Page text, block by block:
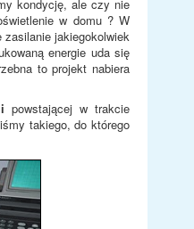
kondycję, ale czy nie
w domu ? W
jakiegokolwiek
energie uda się
to projekt nabiera
powstającej w trakcie
takiego, do którego